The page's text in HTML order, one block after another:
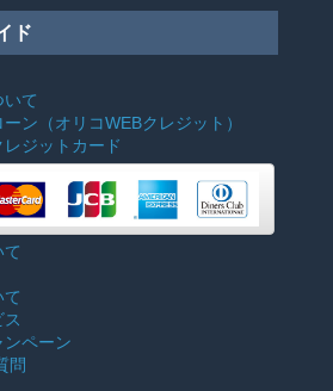
ド
て
ーン （オリコWEBクレジット）
ジットカード
ンペーン
問